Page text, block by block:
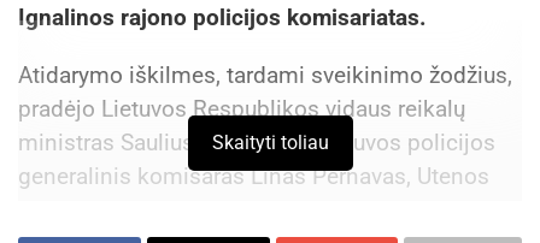
Ignalinos rajono policijos komisariatas.
Atidarymo iškilmes, tardami sveikinimo žodžius,
pradėjo Lietuvos Respublikos vidaus reikalų
ministras Saulius Skvernelis, Lietuvos policijos
generalinis komisaras Linas Pernavas, Utenos
Skaityti toliau